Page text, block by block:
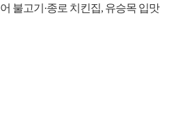
어 불고기·종로 치킨집, 유승목 입맛